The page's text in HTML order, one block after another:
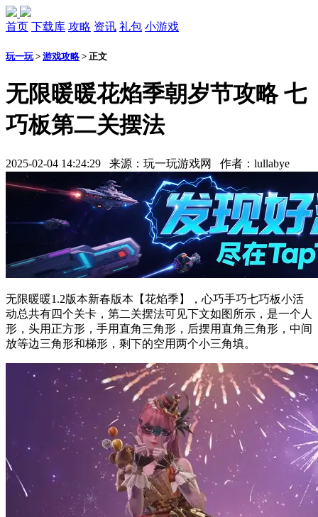
首页 下载库 攻略 资讯 礼包 小游戏
玩一玩> 游戏攻略 > 正文
无限暖暖花焰季朝岁节攻略 七
巧板第二关摆法
2025-02-04 14:24:29 来源：玩一玩游戏网 作者：lullabye
无限暖暖1.2版本新春版本【花焰季】，心巧手巧七巧板小活
动总共有四个关卡，第二关摆法可见下文如图所示，是一个人
形，头用正方形，手用直角三角形，后摆用直角三角形，中间
放等边三角形和梯形，剩下的空用两个小三角填。